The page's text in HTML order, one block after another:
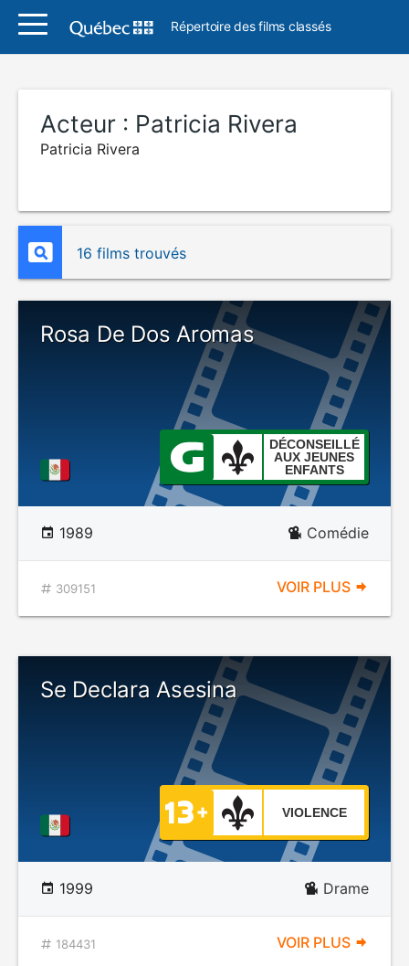
Répertoire des films classés
Acteur : Patricia Rivera
Patricia Rivera
16 films trouvés
Rosa De Dos Aromas
DÉCONSEILLÉ
AUX JEUNES
ENFANTS
1989 Comédie
309151 VOIR PLUS
Se Declara Asesina
VIOLENCE
1999 Drame
184431 VOIR PLUS